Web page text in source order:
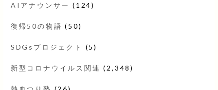
AIアナウンサー (124)
復帰50の物語 (50)
SDGsプロジェクト (5)
新型コロナウイルス関連 (2,348)